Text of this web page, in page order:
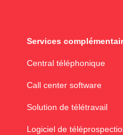
Services
Central téléphonique
Call center software
Solution de télétravail
Logiciel de